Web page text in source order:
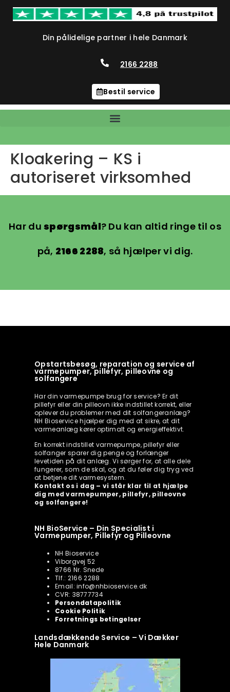
Din pålidelige partner i hele Danmark
2166 2288
Bestil service
Kloakering – KS i
autoriseret virksomhed
Har duspørgsmål? Du kan altid ringe til os
på, 2166 2288, så hjælper vi dig.
Opstartsbesøg, reparation og service af
varmepumper, pillefyr, pilleovne og
solfangere
Har din varmepumpe brug for service? Er dit
pillefyr eller din pilleovn ikke indstillet korrekt, eller
oplever du problemer med dit solfangeranlæg?
NH Bioservice hjælper dig med at sikre, at dit
varmeanlæg kører optimalt og energieffektivt.
En korrekt indstillet varmepumpe, pillefyr eller
solfanger sparer dig penge og forlænger
levetiden på dit anlæg. Vi sørger for, at alle dele
fungerer, som de skal, og at du føler dig tryg ved
at betjene dit varmesystem.
Kontakt os i dag – vi står klar til at hjælpe
dig med varmepumper, pillefyr, pilleovne
og solfangere!
NH BioService – Din Specialist i
Varmepumper, Pillefyr og Pilleovne
NH Bioservice
Viborgvej 52
8766 Nr. Snede
Tlf.: 2166 2288
Email: info@nhbioservice.dk
CVR: 38777734
Persondatapolitik
Cookie Politik
Forretnings betingelser
Landsdækkende Service – Vi Dækker
Hele Danmark